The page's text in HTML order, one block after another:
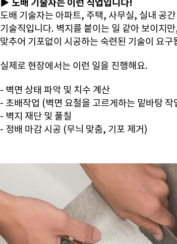
▶ 도배 기술자는 이런 직업입니다!
도배 기술자는 아파트, 주택, 사무실, 실내 공
기술직입니다. 벽지를 붙이는 일 같아 보이지
맞추어 기포없이 시공하는 숙련된 기술이 요구
실제로 현장에서는 이런 일을 진행해요.
- 벽면 상태 파악 및 치수 계산
- 초배작업 (벽면 요철을 고르게하는 밑바탕 작
- 벽지 재단 및 풀칠
- 정배 마감 시공 (무늬 맞춤, 기포 제거)